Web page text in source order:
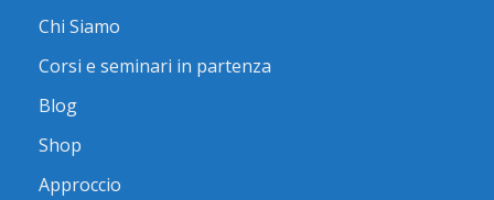
Chi Siamo
Corsi e seminari in partenza
Blog
Shop
Approccio